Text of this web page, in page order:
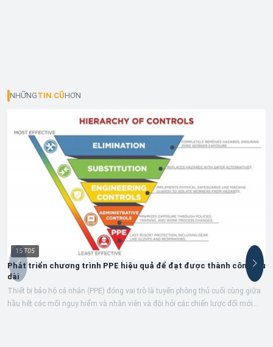
NHỮNGTIN CŨHƠN
15T05
Phát triển chương trình PPE hiệu quả để đạt được thành công lâu
dài
Thiết bị bảo hộ cá nhân (PPE) đóng vai trò là tuyến phòng thủ cuối cùng giữa
hầu hết các mối nguy hiểm và nhân viên và đòi hỏi các chiến lược đổi mới...